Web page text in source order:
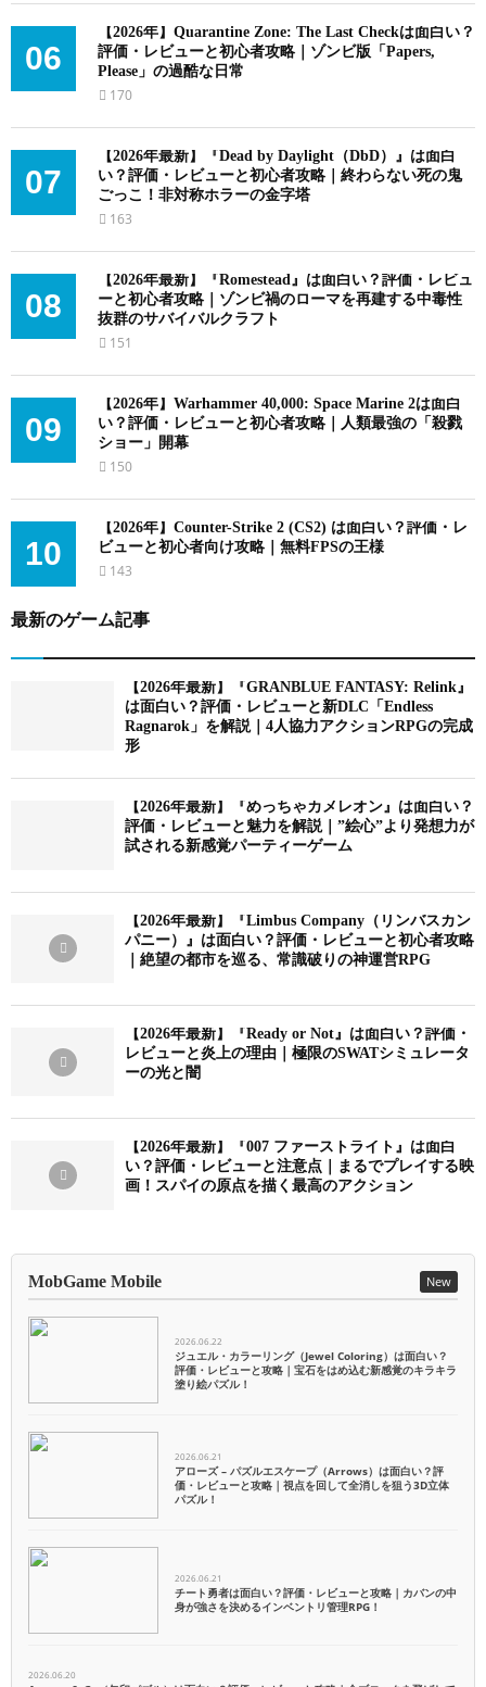
06
【2026年】Quarantine Zone: The Last Checkは面白い？
評価・レビューと初心者攻略｜ゾンビ版「Papers,
Please」の過酷な日常
170
07
【2026年最新】『Dead by Daylight（DbD）』は面白
い？評価・レビューと初心者攻略｜終わらない死の鬼
ごっこ！非対称ホラーの金字塔
163
08
【2026年最新】『Romestead』は面白い？評価・レビュ
ーと初心者攻略｜ゾンビ禍のローマを再建する中毒性
抜群のサバイバルクラフト
151
09
【2026年】Warhammer 40,000: Space Marine 2は面白
い？評価・レビューと初心者攻略｜人類最強の「殺戮
ショー」開幕
150
10
【2026年】Counter-Strike 2 (CS2) は面白い？評価・レ
ビューと初心者向け攻略｜無料FPSの王様
143
最新のゲーム記事
【2026年最新】『GRANBLUE FANTASY: Relink』
は面白い？評価・レビューと新DLC「Endless
Ragnarok」を解説｜4人協力アクションRPGの完成
形
【2026年最新】『めっちゃカメレオン』は面白い？
評価・レビューと魅力を解説｜”絵心”より発想力が
試される新感覚パーティーゲーム
【2026年最新】『Limbus Company（リンバスカン
パニー）』は面白い？評価・レビューと初心者攻略
｜絶望の都市を巡る、常識破りの神運営RPG
【2026年最新】『Ready or Not』は面白い？評価・
レビューと炎上の理由｜極限のSWATシミュレータ
ーの光と闇
【2026年最新】『007 ファーストライト』は面白
い？評価・レビューと注意点｜まるでプレイする映
画！スパイの原点を描く最高のアクション
MobGame Mobile New
2026.06.22
ジュエル・カラーリング（Jewel Coloring）は面白い？
評価・レビューと攻略｜宝石をはめ込む新感覚のキラキラ
塗り絵パズル！
2026.06.21
アローズ – パズルエスケープ（Arrows）は面白い？評
価・レビューと攻略｜視点を回して全消しを狙う3D立体
パズル！
2026.06.21
チート勇者は面白い？評価・レビューと攻略｜カバンの中
身が強さを決めるインベントリ管理RPG！
2026.06.20